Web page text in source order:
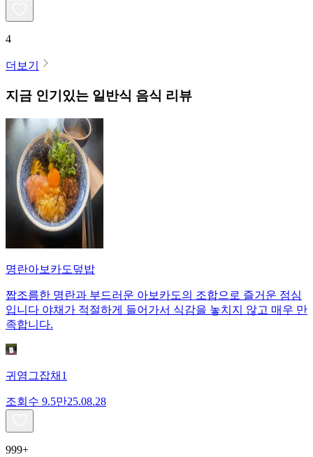
4
더보기
지금 인기있는 일반식 음식 리뷰
명란아보카도덮밥
짭조름한 명란과 부드러운 아보카도의 조합으로 즐거운 점심
입니다 야채가 적절하게 들어가서 식감을 놓치지 않고 매우 만
족합니다.
귀염그잡채1
조회수 9.5만25.08.28
999+